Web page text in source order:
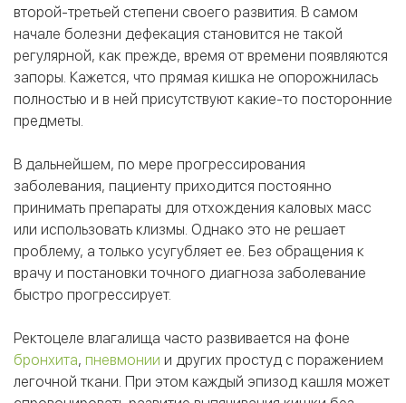
второй-третьей степени своего развития. В самом
начале болезни дефекация становится не такой
регулярной, как прежде, время от времени появляются
запоры. Кажется, что прямая кишка не опорожнилась
полностью и в ней присутствуют какие-то посторонние
предметы.
В дальнейшем, по мере прогрессирования
заболевания, пациенту приходится постоянно
принимать препараты для отхождения каловых масс
или использовать клизмы. Однако это не решает
проблему, а только усугубляет ее. Без обращения к
врачу и постановки точного диагноза заболевание
быстро прогрессирует.
Ректоцеле влагалища часто развивается на фоне
бронхита, пневмонии и других простуд с поражением
легочной ткани. При этом каждый эпизод кашля может